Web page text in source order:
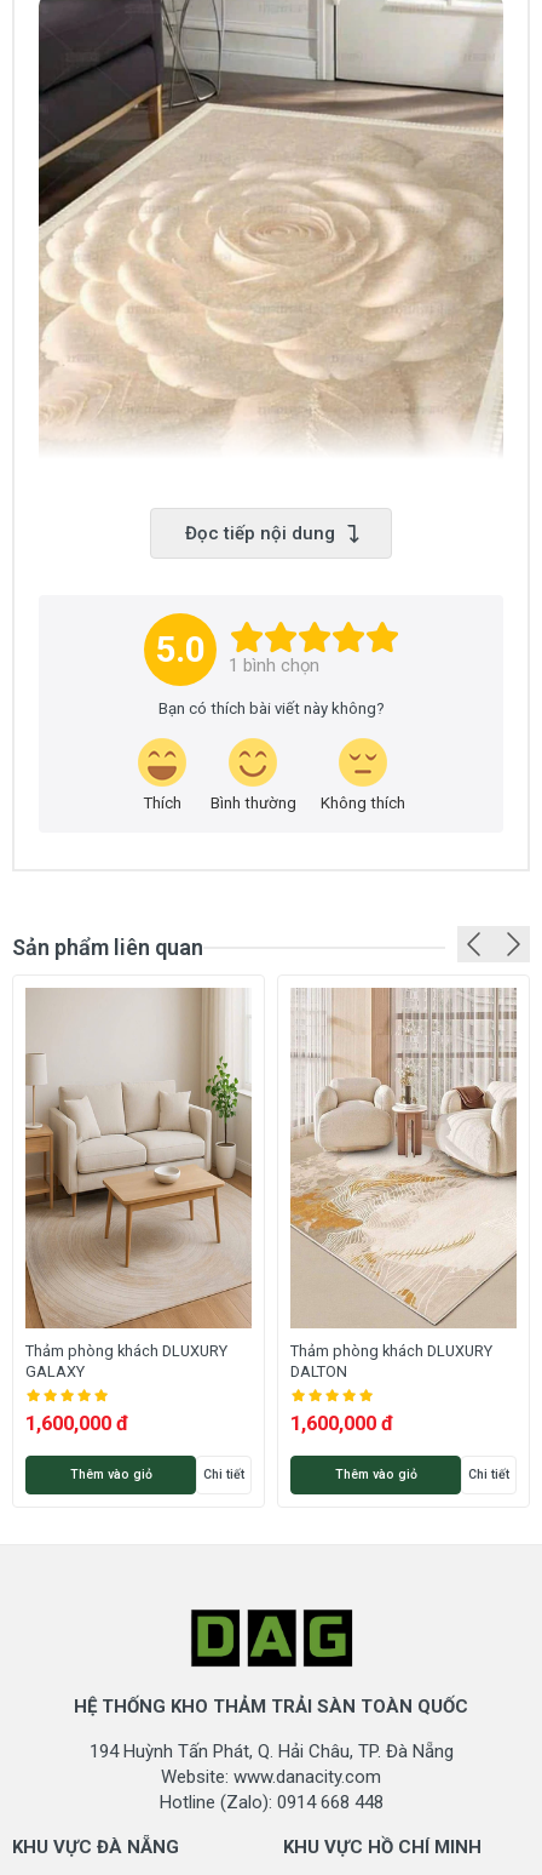
Thảm phòng khách DLUXURY ROSElà dòng thảm
trang trí hoa văn hiện đại rất đẹp và sang trọng. Dòng
trí trong không gian phòng khách và trong phòng ngủ.
Những vị trí thường sử dụng nhất để trải thảm là khu
vực để bàn ghế salon, sofa và bên hông, đuôi giường
ngủ. Chất liệu sợi thảm là sợi Polysester rất mềm
mại, có độ đàn hồi cao và có khả năng kháng bám bẩn.
Cảm giác sử dụng dòng thảm này là rất êm chân, ấm áp
nhất là vào mùa đông, ngoài ra thảm còn mang lại cảm
giác quý phái và hạnh phúc.
CHI TIẾT VỀ SẢN PHẨM
Tên mã sản
DLUXURY ROSE
Dòng thảm:
Thảm lông mềm
Loại thảm:
Thảm sợi ngắn
kiểu thảm:
Thảm hoa văn hiện đại phong
cách Hàn Quốc
Dòng thảm:
Giá rẻ thông dụng
Action Fleece
11 mm
Mật độ sợi:
400.000 điểm/m2
Trọng lượng
1.5 kg/m2
1.6m x 2.3m - 2m x 3m
Xuất xứ:
Nhập khẩu Hàn Quốc
Đọc tiếp nội dung
5.0 1 bình chọn
Bạn có thích bài viết này không?
Thích Bình thường Không thích
Sản phẩm liên quan
Thảm phòng khách DLUXURY
GALAXY
1,600,000 đ
Thêm vào giỏ Chi tiết
Thảm phòng khách DLUXURY
DALTON
1,600,000 đ
Thêm vào giỏ Chi tiết
HỆ THỐNG KHO THẢM TRẢI SÀN TOÀN QUỐC
194 Huỳnh Tấn Phát, Q. Hải Châu, TP. Đà Nẵng
Website: www.danacity.com
Hotline (Zalo): 0914 668 448
KHU VỰC ĐÀ NẴNG KHU VỰC HỒ CHÍ MINH